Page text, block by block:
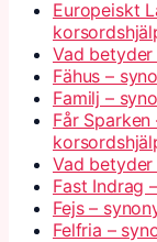
Europeiskt
Vad
Fähus –
Familj –
Får
Vad
Fast Indrag
Fejs –
Felfria –